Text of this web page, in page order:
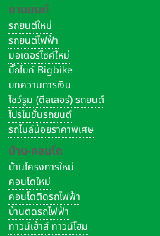
ยานยนต์
รถยนต์ใหม่
รถยนต์ไฟฟ้า
มอเตอร์ไซค์ใหม่
บิ๊กไบค์ Bigbike
บทความการเงิน
โชว์รูม (ดีลเลอร์) รถยนต์
โปรโมชั่นรถยนต์
รถไมล์น้อยราคาพิเศษ
บ้าน-คอนโด
บ้านโครงการใหม่
คอนโดใหม่
คอนโดติดรถไฟฟ้า
บ้านติดรถไฟฟ้า
ทาวน์เฮ้าส์ ทาวน์โฮม